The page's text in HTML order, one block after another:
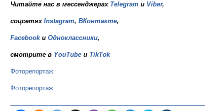
Читайте нас в мессенджерах Telegram и Viber,
соцсетях Instagram, ВКонтакте,
Facebookи Одноклассники,
смотрите в YouTube и TikTok
Фоторепортаж
Фоторепортаж